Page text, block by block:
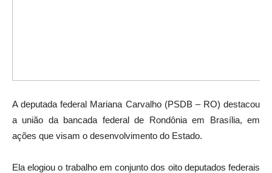
A deputada federal Mariana Carvalho (PSDB – RO) destacou
a união da bancada federal de Rondônia em Brasília, em
ações que visam o desenvolvimento do Estado.
Ela elogiou o trabalho em conjunto dos oito deputados federais